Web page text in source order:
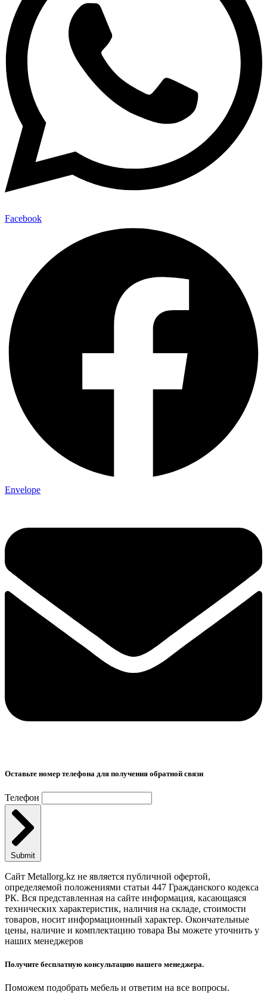
Facebook
Envelope
Оставьте номер телефона для получения обратной связи
Телефон
Submit
Сайт Metallorg.kz не является публичной офертой,
определяемой положениями статьи 447 Гражданского кодекса
РК. Вся представленная на сайте информация, касающаяся
технических характеристик, наличия на складе, стоимости
товаров, носит информационный характер. Окончательные
цены, наличие и комплектацию товара Вы можете уточнить у
наших менеджеров
Получите бесплатную консультацию нашего менеджера.
Поможем подобрать мебель и ответим на все вопросы.